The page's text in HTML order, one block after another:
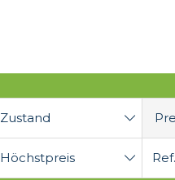
Zustand
Höchstpreis